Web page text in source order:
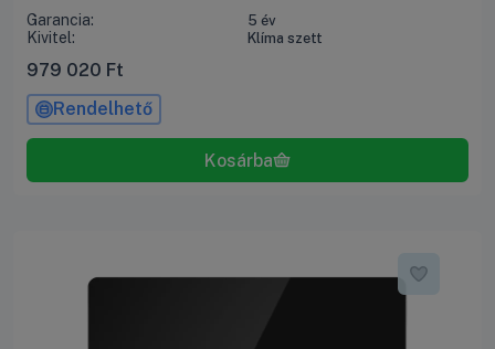
Garancia: 5 év
Kivitel: Klíma szett
979 020 Ft
Rendelhető